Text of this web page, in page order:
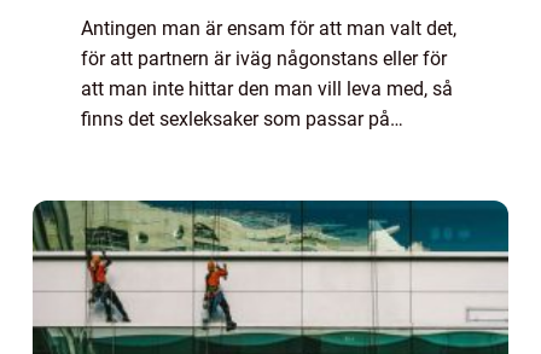
Antingen man är ensam för att man valt det,
för att partnern är iväg någonstans eller för
att man inte hittar den man vill leva med, så
finns det sexleksaker som passar på